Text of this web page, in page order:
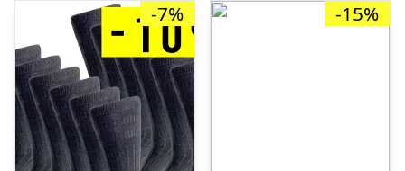
-7% -15%